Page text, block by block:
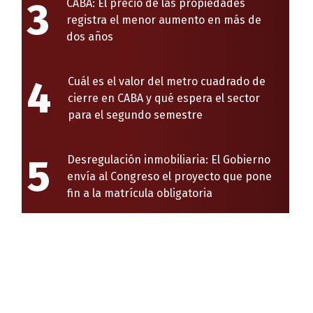
3
CABA: El precio de las propiedades
registra el menor aumento en más de
dos años
4
Cuál es el valor del metro cuadrado de
cierre en CABA y qué espera el sector
para el segundo semestre
5
Desregulación inmobiliaria: El Gobierno
envía al Congreso el proyecto que pone
fin a la matrícula obligatoria